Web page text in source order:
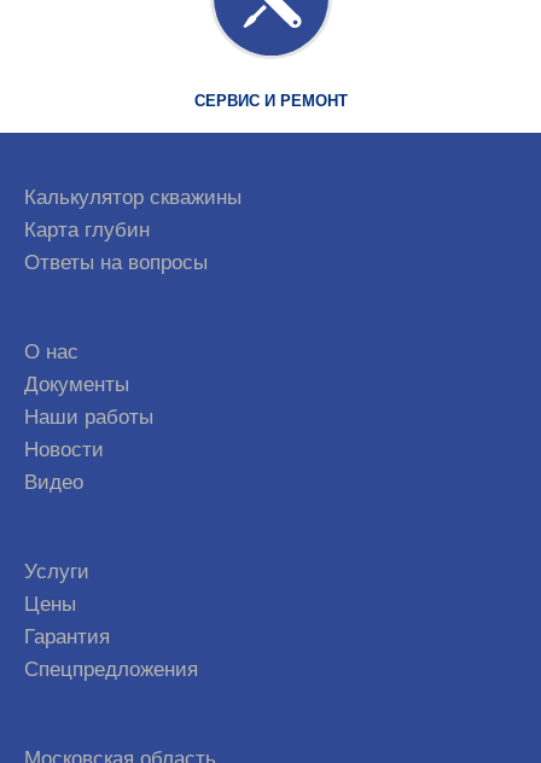
СЕРВИС И РЕМОНТ
Калькулятор скважины
Карта глубин
Ответы на вопросы
О нас
Документы
Наши работы
Новости
Видео
Услуги
Цены
Гарантия
Спецпредложения